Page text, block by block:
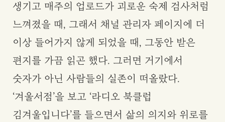
생기고 매주의 업로드가 괴로운 숙제 검사처럼
느껴졌을 때, 그래서 채널 관리자 페이지에 더
이상 들어가지 않게 되었을 때, 그동안 받은
편지를 가끔 읽곤 했다. 그러면 거기에서
숫자가 아닌 사람들의 실존이 떠올랐다.
‘겨울서점’을 보고 ‘라디오 북클럽
김겨울입니다’를 들으면서 삶의 의지와 위로를